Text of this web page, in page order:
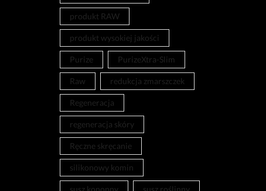
produkt RAW
produkt wysokiej jakości
Purize PurizeXtra-Slim
Raw redukcja zmarszczek
Regeneracja
regeneracja skóry
Ręczne skręcanie
silikonowy komin
susz konopny susz roślinny